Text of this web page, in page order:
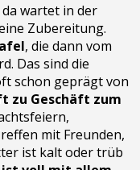
wartet in der
Zubereitung.
, die dann vom
Das sind die
schon geprägt von
zu Geschäft zum
mit Freunden,
ist kalt oder trüb